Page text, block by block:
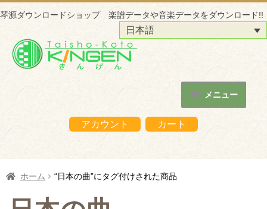
琴源ダウンロードショップ 楽譜データや音楽データをダウンロード!!
日本語
ナ
ビ
キ
コ
ン
プ
メニュー
はじめての方へ
ご購入の流れ
アカウント カート
ホーム “日本の曲”にタグ付けされた商品